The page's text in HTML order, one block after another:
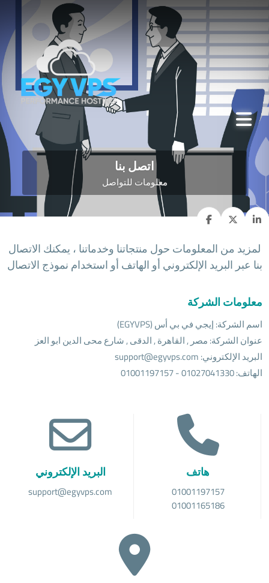
اتصل بنا
معلومات للتواصل
لمزيد من المعلومات حول منتجاتنا وخدماتنا ، يمكنك الاتصال
بنا عبر البريد الإلكتروني أو الهاتف أو استخدام نموذج الاتصال
معلومات الشركة
اسم الشركة: إيجي في بي أس (EGYVPS)
عنوان الشركة: مصر , القاهرة , الدقى , شارع محى الدين ابو العز
البريد الإلكتروني: support@egyvps.com
الهاتف: 01027041330 - 01001197157
هاتف
01001197157
01001165186
البريد الإلكتروني
support@egyvps.com